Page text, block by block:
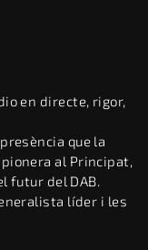
en directe, rigor,
que la
al Principat,
futur del DAB.
líder i les